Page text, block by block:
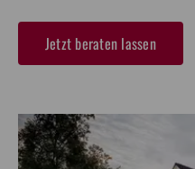
Jetzt beraten lassen